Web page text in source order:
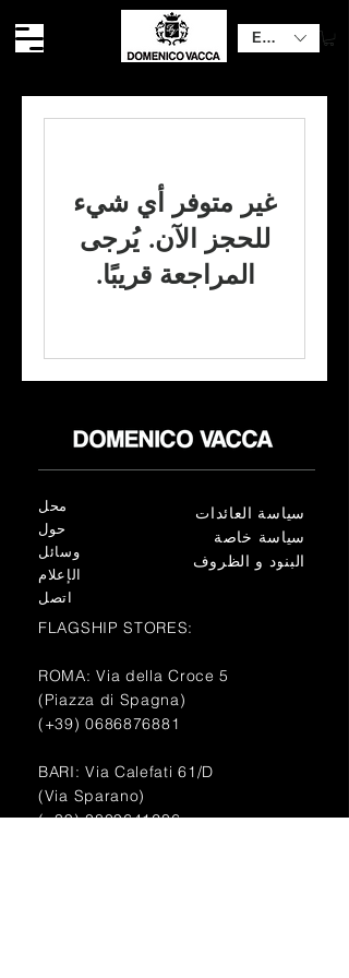
EUR (€)
غير متوفر أي شيء
للحجز الآن. يُرجى
المراجعة قريبًا.
محل
حول
وسائل
الإعلام
اتصل
سياسة العائدات
سياسة خاصة
البنود و الظروف
FLAGSHIP STORES:
ROMA: Via della Croce 5
(Piazza di Spagna)
(+39)0686876881
BARI: Via Calefati 61/D
(Via Sparano)
(+39)0809641236